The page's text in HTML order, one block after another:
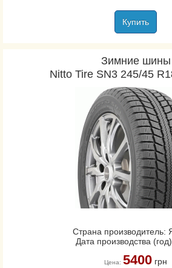
Купить
Зимние шины
Nitto Tire SN3 245/45
Страна производитель:
Дата производства
Цена: 5400грн